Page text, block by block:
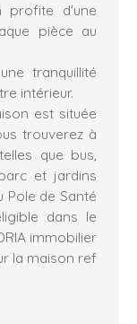
profite d'une
pièce au
tranquillité
intérieur.
est située
trouverez à
que bus,
et jardins
Pole de Santé
dans le
immobilier
la maison ref